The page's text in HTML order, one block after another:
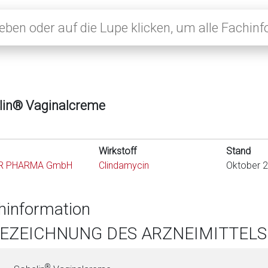
Vaginalcreme
PHARMA GmbH
Wirkstoff
Clindamycin
Stand
Oktober
DES ARZNEIMITTELS